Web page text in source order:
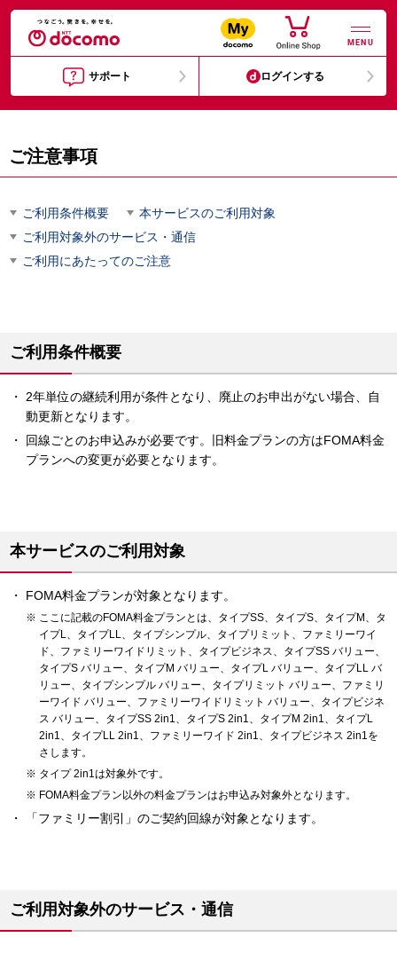
MENU
サポート ログインする
ご注意事項
ご利用条件概要
本サービスのご利用対象
ご利用対象外のサービス・通信
ご利用にあたってのご注意
ご利用条件概要
2年単位の継続利用が条件となり、廃止のお申出がない場合、自
動更新となります。
回線ごとのお申込みが必要です。旧料金プランの方はFOMA料金
プランへの変更が必要となります。
本サービスのご利用対象
FOMA料金プランが対象となります。
ここに記載のFOMA料金プランとは、タイプSS、タイプS、タイプM、タ
イプL、タイプLL、タイプシンプル、タイプリミット、ファミリーワイ
ド、ファミリーワイドリミット、タイプビジネス、タイプSS バリュー、
タイプS バリュー、タイプM バリュー、タイプL バリュー、タイプLL バ
リュー、タイプシンプル バリュー、タイプリミット バリュー、ファミリ
ーワイド バリュー、ファミリーワイドリミット バリュー、タイプビジネ
ス バリュー、タイプSS 2in1、タイプS 2in1、タイプM 2in1、タイプL
2in1、タイプLL 2in1、ファミリーワイド 2in1、タイプビジネス 2in1を
さします。
タイプ 2in1は対象外です。
FOMA料金プラン以外の料金プランはお申込み対象外となります。
「ファミリー割引」のご契約回線が対象となります。
ご利用対象外のサービス・通信